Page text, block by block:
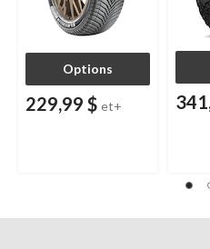
Options
229,99 $ et+